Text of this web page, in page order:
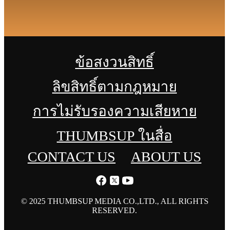
ข้อสงวนสิทธิ์
ลิขสิทธิ์ตามกฎหมาย
การไม่รับรองความเสียหาย
THUMBSUP ในสื่อ
CONTACT US
ABOUT US
© 2025 THUMBSUP MEDIA CO.,LTD., ALL RIGHTS
RESERVED.